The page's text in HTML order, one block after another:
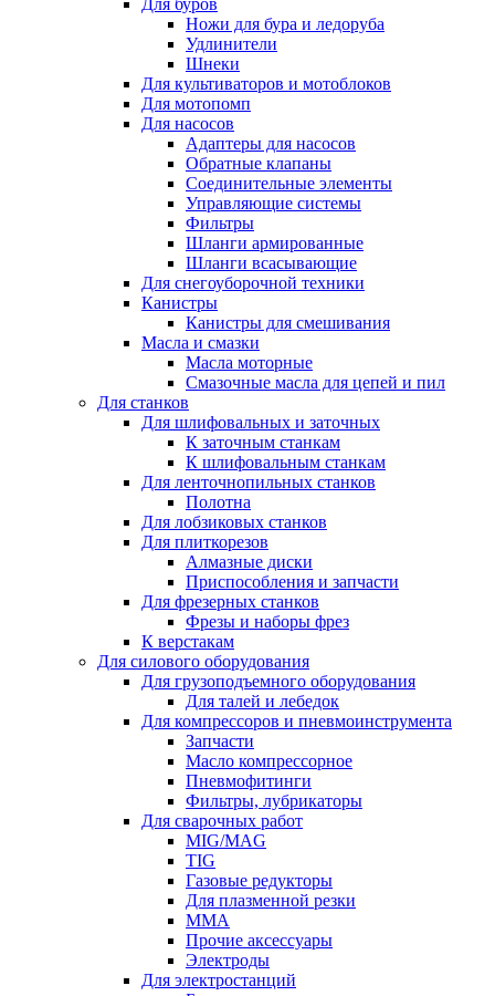
Для буров
Ножи для бура и ледоруба
Удлинители
Шнеки
Для культиваторов и мотоблоков
Для мотопомп
Для насосов
Адаптеры для насосов
Обратные клапаны
Соединительные элементы
Управляющие системы
Фильтры
Шланги армированные
Шланги всасывающие
Для снегоуборочной техники
Канистры
Канистры для смешивания
Масла и смазки
Масла моторные
Смазочные масла для цепей и пил
Для станков
Для шлифовальных и заточных
К заточным станкам
К шлифовальным станкам
Для ленточнопильных станков
Полотна
Для лобзиковых станков
Для плиткорезов
Алмазные диски
Приспособления и запчасти
Для фрезерных станков
Фрезы и наборы фрез
К верстакам
Для силового оборудования
Для грузоподъемного оборудования
Для талей и лебедок
Для компрессоров и пневмоинструмента
Запчасти
Масло компрессорное
Пневмофитинги
Фильтры, лубрикаторы
Для сварочных работ
MIG/MAG
TIG
Газовые редукторы
Для плазменной резки
ММА
Прочие аксессуары
Электроды
Для электростанций